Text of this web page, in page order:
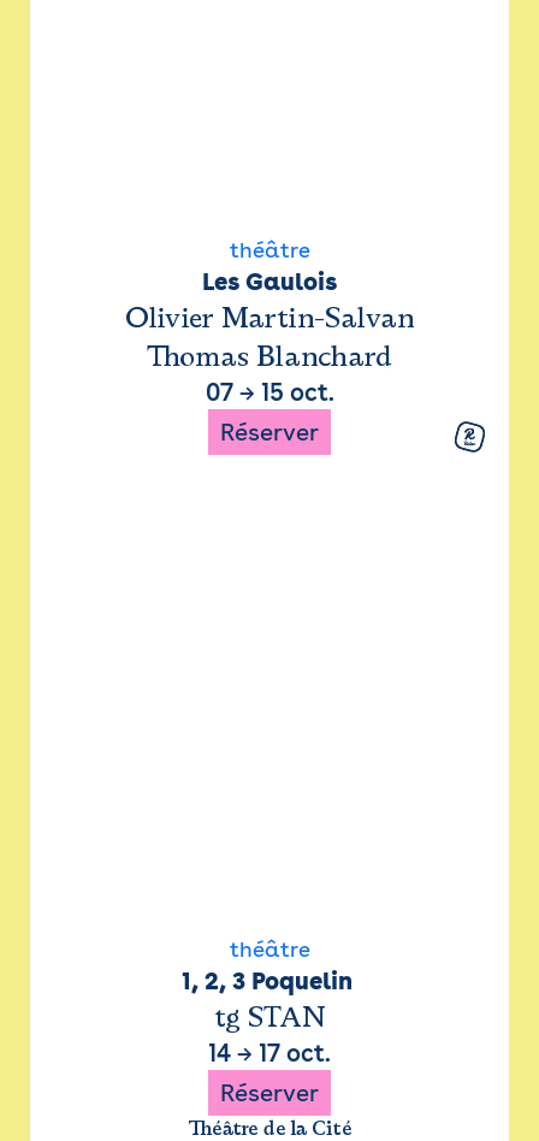
théâtre
Les Gaulois
Olivier Martin-Salvan
Thomas Blanchard
07→ 15 oct.
Réserver
théâtre
1, 2, 3 Poquelin
tg STAN
14 → 17 oct.
Réserver
Théâtre de la Cité